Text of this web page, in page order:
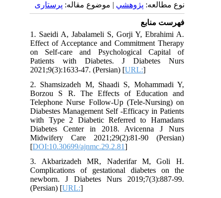
نوع مطالعه:پژوهشي| موضوع مقاله:پرستاری
فهرست منابع
1. Saeidi A, Jabalameli S, Gorji Y, Ebrahimi A.
Effect of Acceptance and Commitment Therapy
on Self-care and Psychological Capital of
Patients with Diabetes. J Diabetes Nurs
2021;9(3):1633-47. (Persian) [URL:
2. Shamsizadeh M, Shaadi S, Mohammadi Y,
Borzou S R. The Effects of Education and
Telephone Nurse Follow-Up (Tele-Nursing) on
Diabestes Management Self -Efficacy in Patients
with Type 2 Diabetic Referred to Hamadans
Diabetes Center in 2018. Avicenna J Nurs
Midwifery Care 2021;29(2):81-90 (Persian)
[DOI:10.30699/ajnmc.29.2.81
3. Akbarizadeh MR, Naderifar M, Goli H.
Complications of gestational diabetes on the
newborn. J Diabetes Nurs 2019;7(3):887-99.
(Persian) [URL: